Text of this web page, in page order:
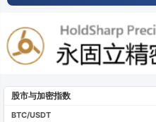
股市与加密指数
BTC/USDT